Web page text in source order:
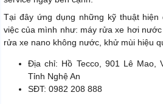
Tại đây ứng dụng những kỹ thuật
việc của mình như: máy rửa xe hơi
rửa xe nano không nước, khử mùi hiệu
Địa chỉ: Hồ Tecco, 901 Lê Mao,
Tỉnh Nghệ An
SĐT: 0982 208 888